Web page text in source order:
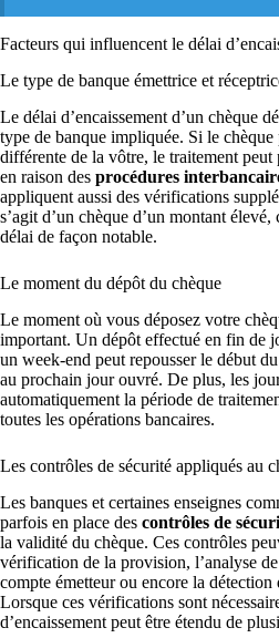
Facteurs qui influencent le délai
Le type de banque émettrice et
Le délai d’encaissement d’un chèque
type de banque impliquée. Si le chèque
différente de la vôtre, le traitement peut
en raison des procédures
appliquent aussi des vérifications
s’agit d’un chèque d’un montant
délai de façon notable.
Le moment du dépôt du chèque
Le moment où vous déposez votre
important. Un dépôt effectué en fin de
un week-end peut repousser le début du
au prochain jour ouvré. De plus, les
automatiquement la période de
toutes les opérations bancaires.
Les contrôles de sécurité appliqués au
Les banques et certaines enseignes
parfois en place des contrôles de
la validité du chèque. Ces contrôles
vérification de la provision, l’analyse
compte émetteur ou encore la détection
Lorsque ces vérifications sont
d’encaissement peut être étendu de